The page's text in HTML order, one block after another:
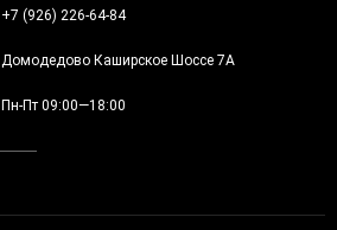
+7 (926) 226-64-84
Домодедово Каширское Шоссе 7А
Пн-Пт 09:00—18:00